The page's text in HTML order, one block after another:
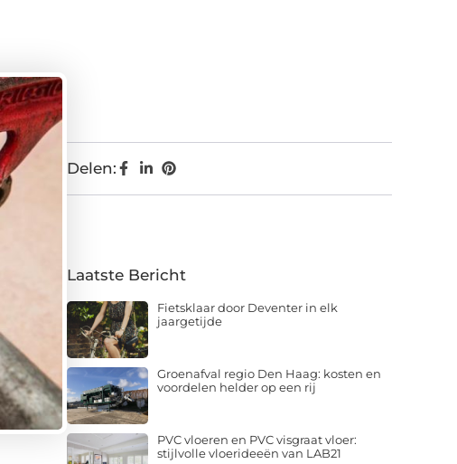
Delen:
Laatste Bericht
Fietsklaar door Deventer in elk
jaargetijde
Groenafval regio Den Haag: kosten en
voordelen helder op een rij
PVC vloeren en PVC visgraat vloer:
stijlvolle vloerideeën van LAB21